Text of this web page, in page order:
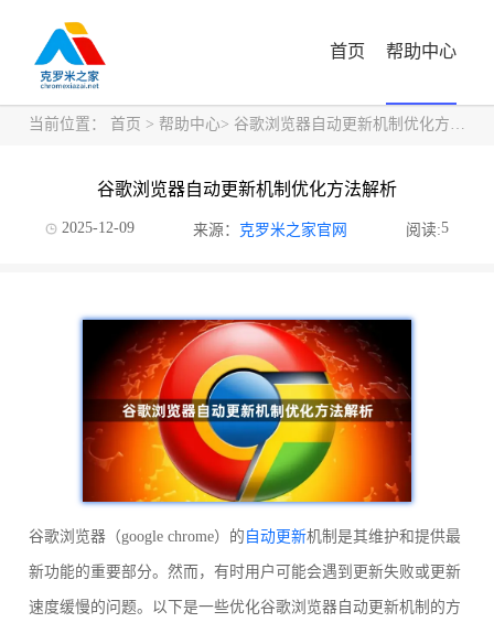
首页 帮助中心
当前位置： 首页 > 帮助中心> 谷歌浏览器自动更新机制优化方法解析
谷歌浏览器自动更新机制优化方法解析
2025-12-09 来源： 克罗米之家官网 阅读:5
谷歌浏览器（google chrome）的 自动更新机制是其维护和提供最
新功能的重要部分。然而，有时用户可能会遇到更新失败或更新
速度缓慢的问题。以下是一些优化谷歌浏览器自动更新机制的方